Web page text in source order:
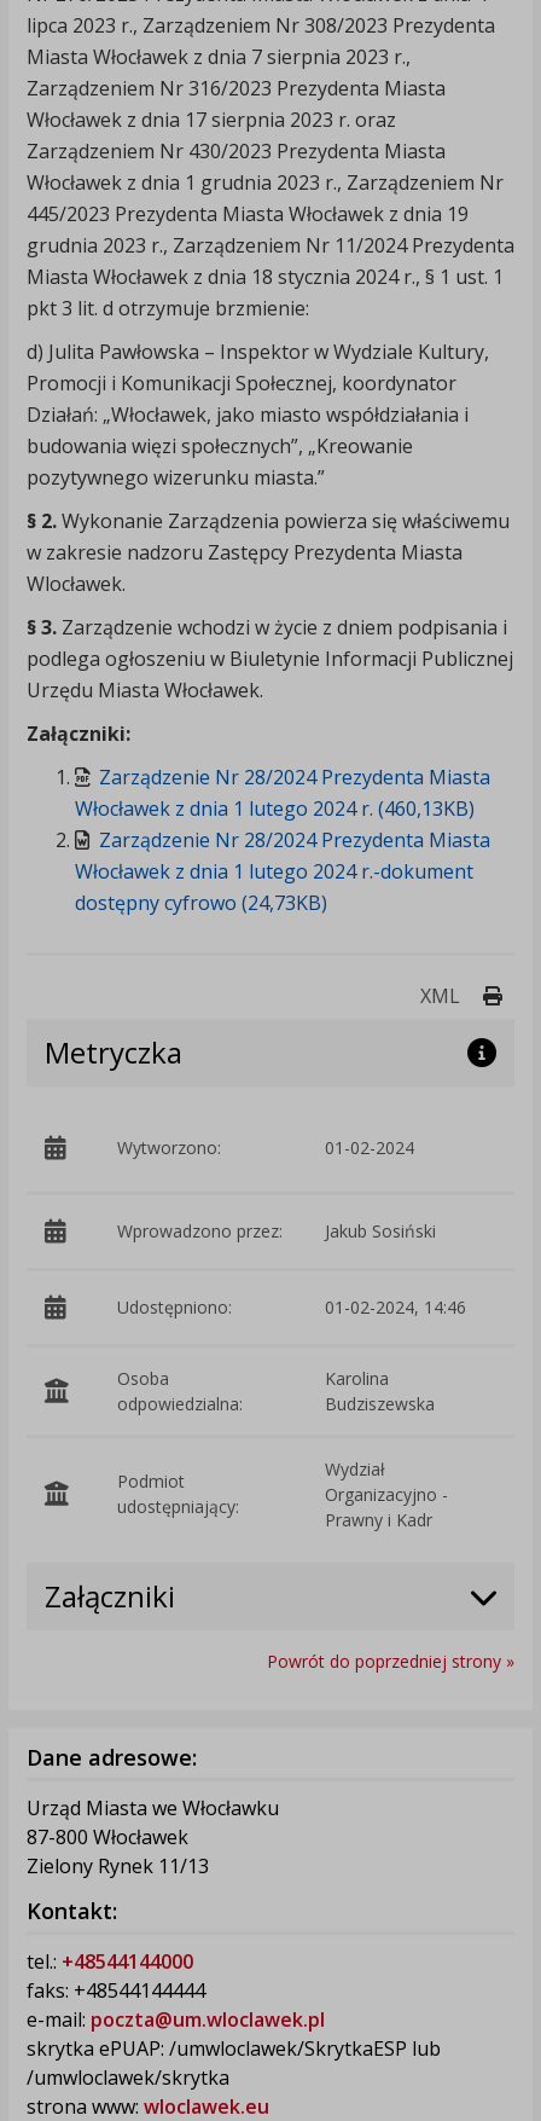
lipca 2023 r., Zarządzeniem Nr 308/2023 Prezydenta
Miasta Włocławek z dnia 7 sierpnia 2023 r.,
Zarządzeniem Nr 316/2023 Prezydenta Miasta
Włocławek z dnia 17 sierpnia 2023 r. oraz
Zarządzeniem Nr 430/2023 Prezydenta Miasta
Włocławek z dnia 1 grudnia 2023 r., Zarządzeniem Nr
445/2023 Prezydenta Miasta Włocławek z dnia 19
grudnia 2023 r., Zarządzeniem Nr 11/2024 Prezydenta
Miasta Włocławek z dnia 18 stycznia 2024 r., § 1 ust. 1
pkt 3 lit. d otrzymuje brzmienie:
d) Julita Pawłowska – Inspektor w Wydziale Kultury,
Promocji i Komunikacji Społecznej, koordynator
Działań: „Włocławek, jako miasto współdziałania i
budowania więzi społecznych”, „Kreowanie
pozytywnego wizerunku miasta.”
§ 2.Wykonanie Zarządzenia powierza się właściwemu
w zakresie nadzoru Zastępcy Prezydenta Miasta
Wlocławek.
§ 3.Zarządzenie wchodzi w życie z dniem podpisania i
podlega ogłoszeniu w Biuletynie Informacji Publicznej
Urzędu Miasta Włocławek.
Załączniki:
Zarządzenie Nr 28/2024 Prezydenta Miasta
Włocławek z dnia 1 lutego 2024 r. (460,13KB)
Zarządzenie Nr 28/2024 Prezydenta Miasta
Włocławek z dnia 1 lutego 2024 r.-dokument
dostępny cyfrowo (24,73KB)
XML
Metryczka
Wytworzono: 01-02-2024
Wprowadzono przez: Jakub Sosiński
Udostępniono: 01-02-2024, 14:46
Osoba
odpowiedzialna:
Karolina
Budziszewska
Podmiot
udostępniający:
Wydział
Organizacyjno -
Prawny i Kadr
Załączniki
Powrót do poprzedniej strony »
Dane adresowe:
Urząd Miasta we Włocławku
87-800 Włocławek
Zielony Rynek 11/13
Kontakt:
tel.: +48544144000
faks: +48544144444
e-mail: poczta@um.wloclawek.pl
skrytka ePUAP: /umwloclawek/SkrytkaESP lub
/umwloclawek/skrytka
strona www: wloclawek.eu